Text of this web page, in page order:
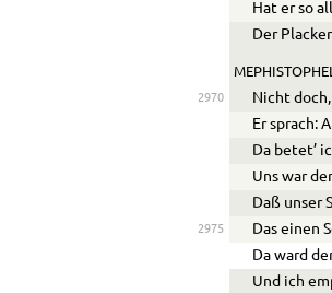
Hat er so
Der
2970
Nicht
Er sprach:
Da betet’
Uns war
Daß unser
2975
Das einen
Da ward
Und ich